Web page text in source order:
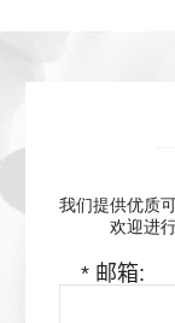
我们提供优质
欢迎进
* 邮箱: